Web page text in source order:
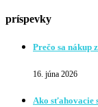
príspevky
Prečo sa nákup
16. júna 2026
Ako sťahovacie